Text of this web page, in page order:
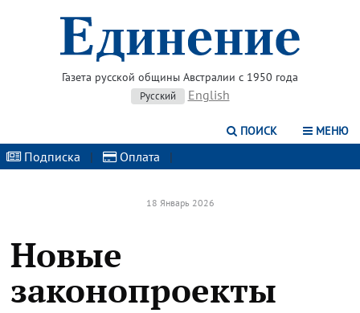
Газета русской общины Австралии с 1950 года
Русский English
ПОИСК МЕНЮ
Подписка | Оплата |
18 Январь 2026
Новые
законопроекты